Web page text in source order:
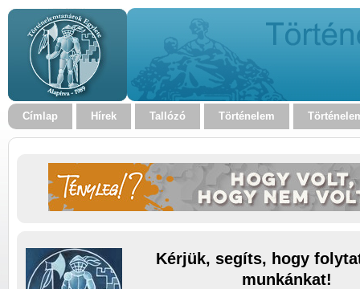
Címlap Hírek Tallózó Történelem
Kérjük, segíts, hogy
munkánkat!